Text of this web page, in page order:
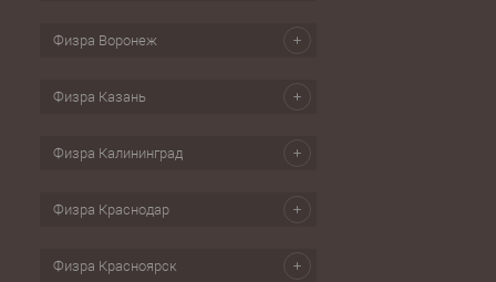
Физра Воронеж
Физра Казань
Физра Калининград
Физра Краснодар
Физра Красноярск